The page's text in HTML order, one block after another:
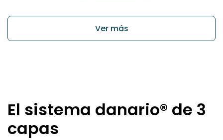
Ver más
El sistema danario® de 3
capas